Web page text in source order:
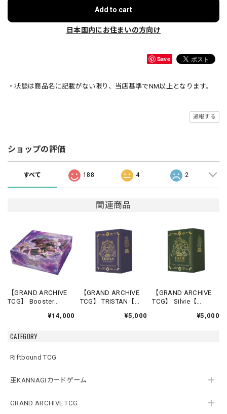
CATEGORY
Riftbound TCG
巫KANNAGIカードゲーム
GRAND ARCHIVE TCG
Add to cart
日本国内にお住まいの方向け
Save
・状態は商品名に記載がない限り、当店基準でNM以上となります。
通報する
ショップの評価
すべて 188 4 2
関連商品
【GRAND ARCHIVE
TCG】 Booster
【Mercurial Heart
版》
¥14,000
【GRAND ARCHIVE
TCG】 TRISTAN【
Shadowdancer】《英
¥5,000
【GRAND ARCHIVE
TCG】 Silvie【
Slime Sovereign】¥5,000